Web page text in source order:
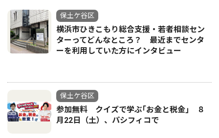
保土ケ谷区
横浜市ひきこもり総合支援・若者相談セン
ターってどんなところ？ 最近までセンタ
ーを利用していた方にインタビュー
保土ケ谷区
参加無料 クイズで学ぶ｢お金と税金｣ ８
月22日（土）、パシフィコで